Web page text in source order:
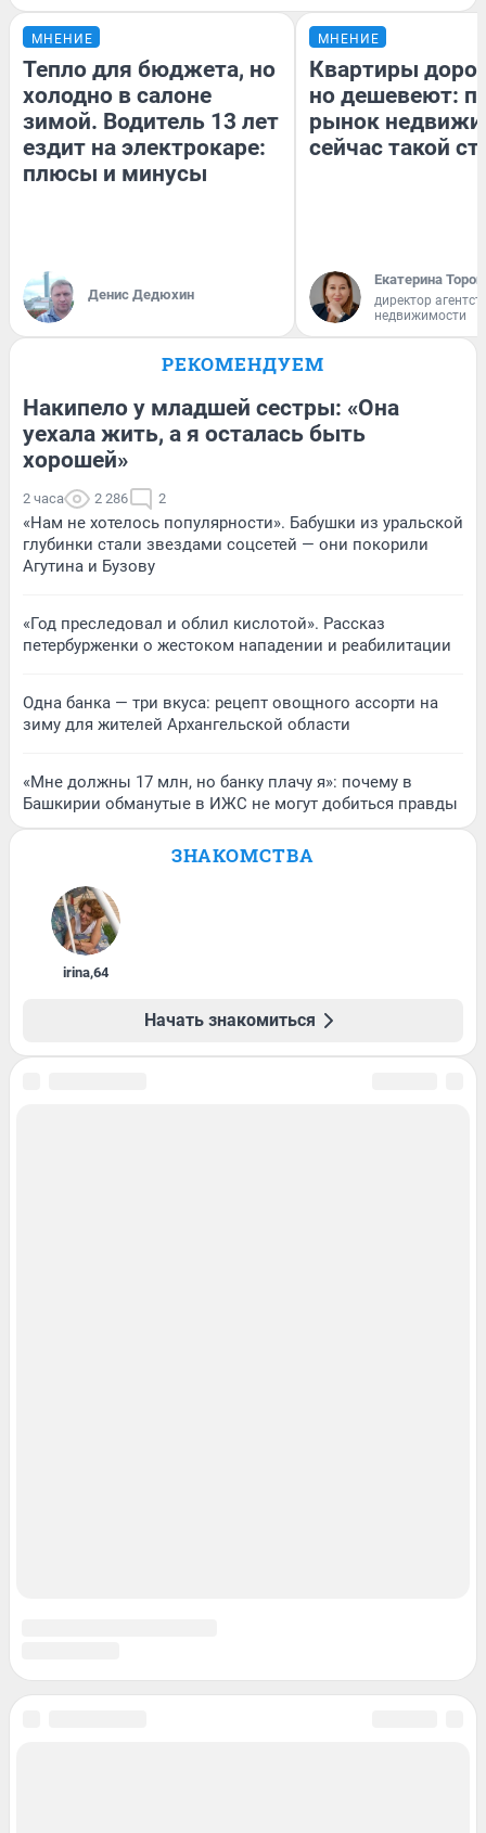
МНЕНИЕ
Тепло для бюджета, но
холодно в салоне
зимой. Водитель 13 лет
ездит на электрокаре:
плюсы и минусы
Денис Дедюхин
МНЕНИЕ
Квартиры
но дешевеют:
рынок
сейчас такой
Екатерина
директор
недвижимости
РЕКОМЕНДУЕМ
Накипело у младшей сестры: «Она
уехала жить, а я осталась быть
хорошей»
2 часа 2 286 2
«Нам не хотелось популярности». Бабушки из уральской
глубинки стали звездами соцсетей — они покорили
Агутина и Бузову
«Год преследовал и облил кислотой». Рассказ
петербурженки о жестоком нападении и реабилитации
Одна банка — три вкуса: рецепт овощного ассорти на
зиму для жителей Архангельской области
«Мне должны 17 млн, но банку плачу я»: почему в
Башкирии обманутые в ИЖС не могут добиться правды
ЗНАКОМСТВА
irina,64
Начать знакомиться